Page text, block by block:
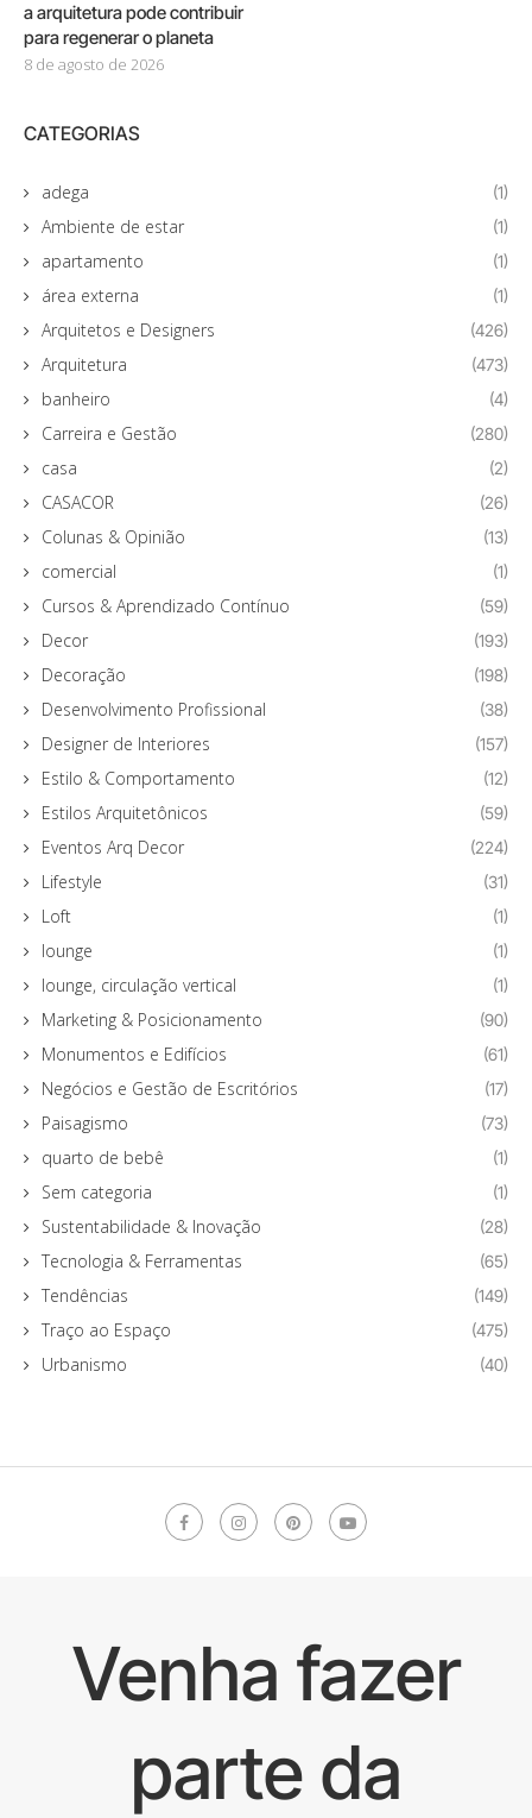
a arquitetura pode contribuir
para regenerar o planeta
8 de agosto de 2026
CATEGORIAS
adega (1)
Ambiente de estar (1)
apartamento (1)
área externa (1)
Arquitetos e Designers (426)
Arquitetura (473)
banheiro (4)
Carreira e Gestão (280)
casa (2)
CASACOR (26)
Colunas & Opinião (13)
comercial (1)
Cursos & Aprendizado Contínuo (59)
Decor (193)
Decoração (198)
Desenvolvimento Profissional (38)
Designer de Interiores (157)
Estilo & Comportamento (12)
Estilos Arquitetônicos (59)
Eventos Arq Decor (224)
Lifestyle (31)
Loft (1)
lounge (1)
lounge, circulação vertical (1)
Marketing & Posicionamento (90)
Monumentos e Edifícios (61)
Negócios e Gestão de Escritórios (17)
Paisagismo (73)
quarto de bebê (1)
Sem categoria (1)
Sustentabilidade & Inovação (28)
Tecnologia & Ferramentas (65)
Tendências (149)
Traço ao Espaço (475)
Urbanismo (40)
Venha fazer
parte da